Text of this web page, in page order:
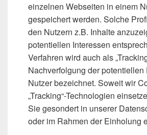
einzelnen Webseiten in einem
gespeichert werden. Solche
den Nutzern z.B. Inhalte
potentiellen Interessen
Verfahren wird auch als
Nachverfolgung der potentiellen
Nutzer bezeichnet. Soweit wir
„Tracking“-Technologien
Sie gesondert in unserer
oder im Rahmen der Einholung